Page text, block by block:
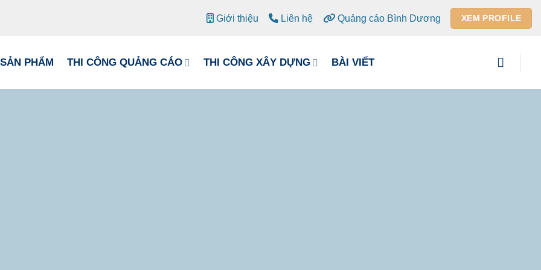
Giới thiệu Liên hệ Quảng cáo Bình Dương XEM PROFILE
SẢN PHẨM THI CÔNG QUẢNG CÁO THI CÔNG XÂY DỰNG BÀI VIẾT